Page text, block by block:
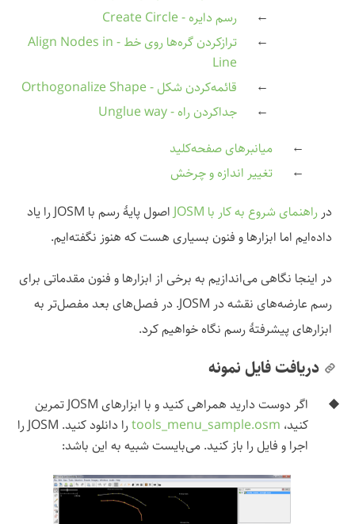
رسم دایره - Create Circle
ترازکردن گره‌ها روی خط - Align Nodes in
Line
قائمه‌کردن شکل - Orthogonalize Shape
جداکردن راه - Unglue way
میانبرهای صفحه‌کلید
تغییر اندازه و چرخش
درراهنمای شروع به کار با JOSM
اصول پایهٔ رسم با JOSM را یاد
داده‌ایم اما ابزارها و فنون بسیاری هست که هنوز نگفته‌ایم.
در اینجا نگاهی می‌اندازیم به برخی از ابزارها و فنون مقدماتی برای
رسم عارضه‌های نقشه در JOSM. در فصل‌های بعد مفصل‌تر به
ابزارهای پیشرفتهٔ رسم نگاه خواهیم کرد.
دریافت فایل نمونه
اگر دوست دارید همراهی کنید و با ابزارهای JOSM تمرین
کنید، tools_menu_sample.osm
را دانلود کنید. JOSM را
اجرا و فایل را باز کنید. می‌بایست شبیه به این باشد: